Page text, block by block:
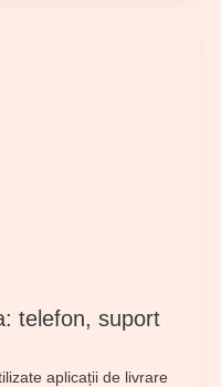
telefon, suport
aplicații de livrare